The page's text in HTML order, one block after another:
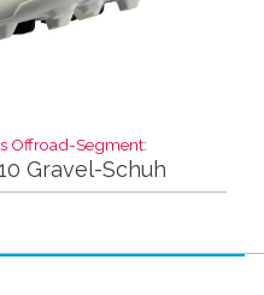
Offroad-Segment:
Gravel-Schuh